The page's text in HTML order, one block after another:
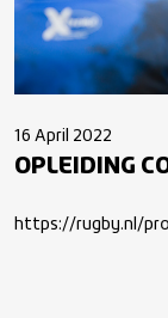
16 April 2022
OPLEIDING
https://rugby.nl/